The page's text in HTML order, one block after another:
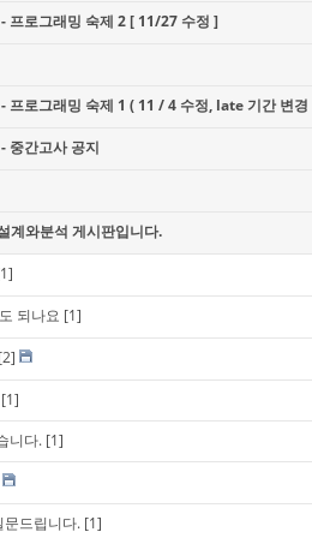
프로그래밍 숙제 2 [ 11/27 수정 ]
프로그래밍 숙제 1 ( 11 / 4 수정, late 기간 변경
중간고사 공지
계와분석 게시판입니다.
되나요 [1]
[2]
[1]
니다. [1]
드립니다. [1]